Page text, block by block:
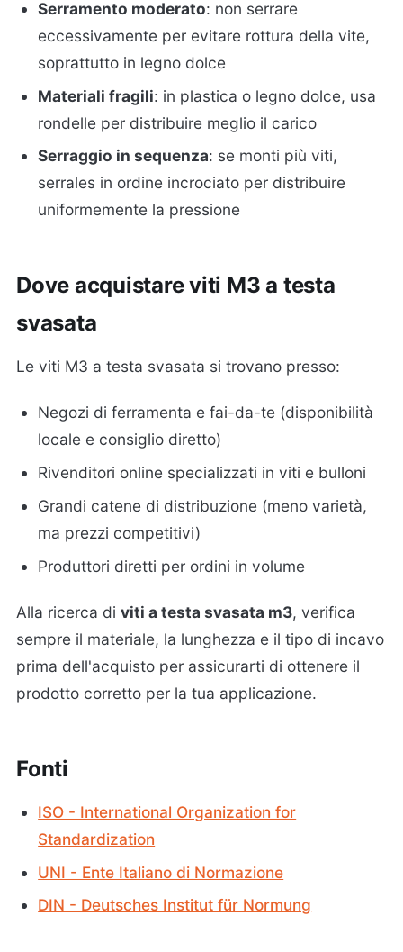
Serramento moderato: non serrare
eccessivamente per evitare rottura della vite,
soprattutto in legno dolce
Materiali fragili: in plastica o legno dolce, usa
rondelle per distribuire meglio il carico
Serraggio in sequenza: se monti più viti,
serrales in ordine incrociato per distribuire
uniformemente la pressione
Dove acquistare viti M3 a testa
svasata
Le viti M3 a testa svasata si trovano presso:
Negozi di ferramenta e fai-da-te (disponibilità
locale e consiglio diretto)
Rivenditori online specializzati in viti e bulloni
Grandi catene di distribuzione (meno varietà,
ma prezzi competitivi)
Produttori diretti per ordini in volume
Alla ricerca di viti a testa svasata m3, verifica
sempre il materiale, la lunghezza e il tipo di incavo
prima dell'acquisto per assicurarti di ottenere il
prodotto corretto per la tua applicazione.
Fonti
ISO - International Organization for
Standardization
UNI - Ente Italiano di Normazione
DIN - Deutsches Institut für Normung